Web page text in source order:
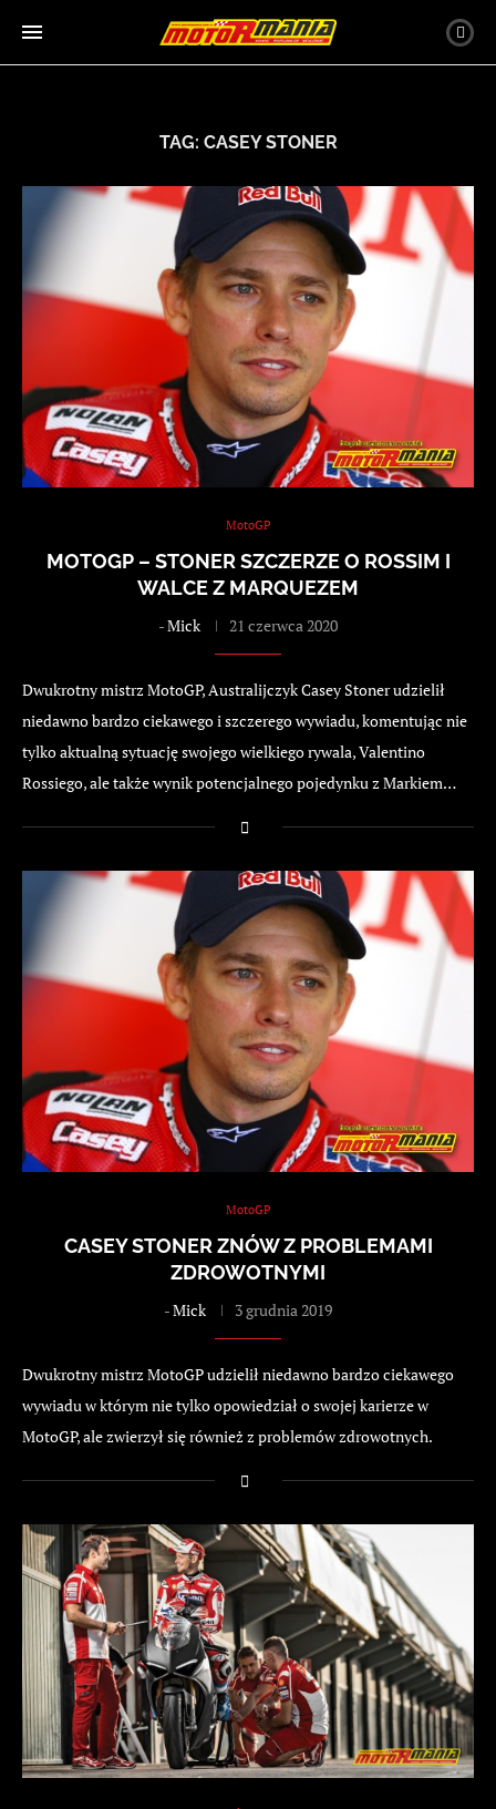
TAG: CASEY STONER
MotoGP
MOTOGP – STONER SZCZERZE O ROSSIM I
WALCE Z MARQUEZEM
-Mick 21 czerwca 2020
Dwukrotny mistrz MotoGP, Australijczyk Casey Stoner udzielił
niedawno bardzo ciekawego i szczerego wywiadu, komentując nie
tylko aktualną sytuację swojego wielkiego rywala, Valentino
Rossiego, ale także wynik potencjalnego pojedynku z Markiem…
MotoGP
CASEY STONER ZNÓW Z PROBLEMAMI
ZDROWOTNYMI
-Mick 3 grudnia 2019
Dwukrotny mistrz MotoGP udzielił niedawno bardzo ciekawego
wywiadu w którym nie tylko opowiedział o swojej karierze w
MotoGP, ale zwierzył się również z problemów zdrowotnych.